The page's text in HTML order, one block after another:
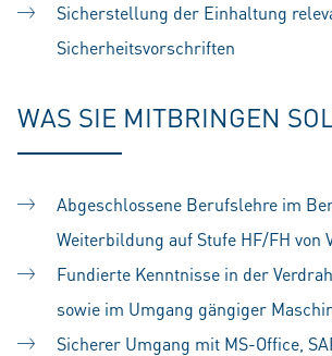
Sicherstellung der Einhaltung
Sicherheitsvorschriften
WAS SIE MITBRINGEN
Abgeschlossene Berufslehre im
Weiterbildung auf Stufe HF/FH von
Fundierte Kenntnisse in der
sowie im Umgang gängiger
Sicherer Umgang mit MS-Office,